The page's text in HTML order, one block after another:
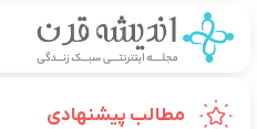
مطالب پیشنهادی